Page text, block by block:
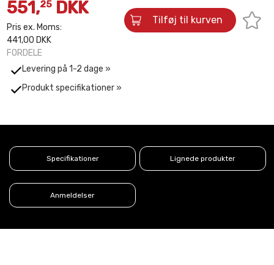
FORDELE
Levering på 1-2 dage »
Produkt specifikationer »
551,25 DKK
Pris ex. Moms:
441,00 DKK
Tilføj til kurven
Specifikationer Lignede produkter
Anmeldelser